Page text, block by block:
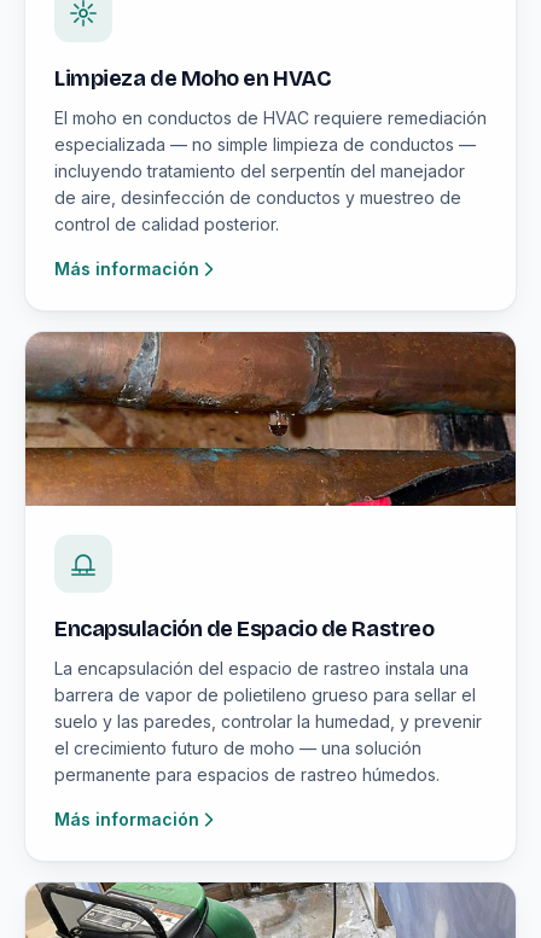
Limpieza de Moho en HVAC
El moho en conductos de HVAC requiere remediación
especializada — no simple limpieza de conductos —
incluyendo tratamiento del serpentín del manejador
de aire, desinfección de conductos y muestreo de
control de calidad posterior.
Más información
Encapsulación de Espacio de Rastreo
La encapsulación del espacio de rastreo instala una
barrera de vapor de polietileno grueso para sellar el
suelo y las paredes, controlar la humedad, y prevenir
el crecimiento futuro de moho — una solución
permanente para espacios de rastreo húmedos.
Más información